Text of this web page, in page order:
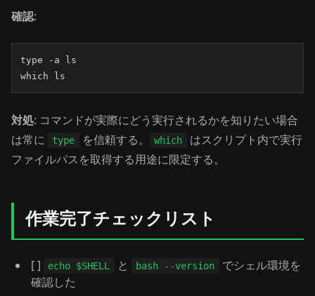
確認:
type -a ls
which ls
対処: コマンドが実際にどう実行されるかを知りたい場合
は常に
type を信頼する。 which
はスクリプト内で実行
ファイルパスを取得する用途に限定する。
作業完了チェックリスト
[ ] echo $SHELL と bash --version
でシェル環境を
確認した